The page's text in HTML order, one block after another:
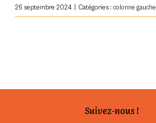
26 septembre 2024 Catégories : colonne gauche
Suivez-nous !